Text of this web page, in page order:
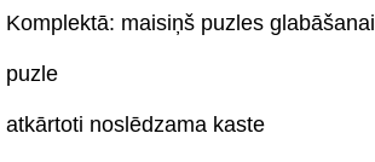
Komplektā: maisiņš puzles glabāšanai
puzle
atkārtoti noslēdzama kaste